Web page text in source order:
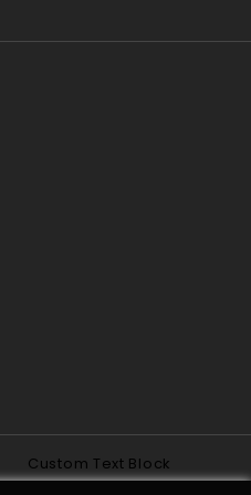
Custom Text Block